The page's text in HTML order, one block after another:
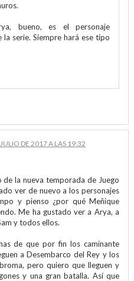
bueno, es el personaje
la serie. Siempre hará ese tipo
DE 2017 A LAS 19:32
de la nueva temporada de Juego
ver de nuevo a los personajes
y pienso ¿por qué Meñique
Me ha gustado ver a Arya, a
y todos ellos.
de que por fin los caminante
a Desembarco del Rey y los
pero quiero que lleguen y
y una gran batalla. Así que